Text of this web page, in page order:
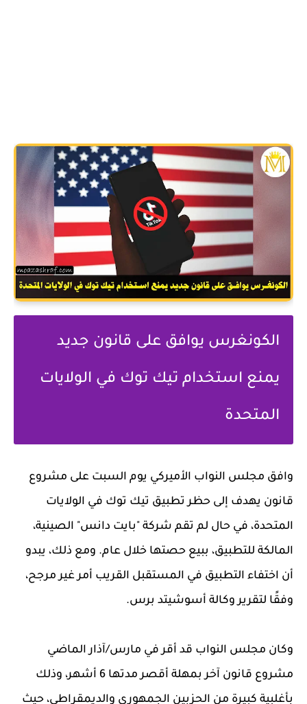
الكونغرس يوافق على قانون جديد
يمنع استخدام تيك توك في الولايات
المتحدة
وافق مجلس النواب الأميركي يوم السبت على مشروع
قانون يهدف إلى حظر تطبيق تيك توك في الولايات
المتحدة، في حال لم تقم شركة "بايت دانس" الصينية،
المالكة للتطبيق، ببيع حصتها خلال عام. ومع ذلك، يبدو
أن اختفاء التطبيق في المستقبل القريب أمر غير مرجح،
وفقًا لتقرير وكالة أسوشيتد برس.
وكان مجلس النواب قد أقر في مارس/آذار الماضي
مشروع قانون آخر بمهلة أقصر مدتها 6 أشهر، وذلك
بأغلبية كبيرة من الحزبين الجمهوري والديمقراطي، حيث